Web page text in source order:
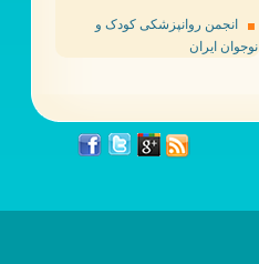
انجمن روانپزشکی کودک و
نوجوان ایران